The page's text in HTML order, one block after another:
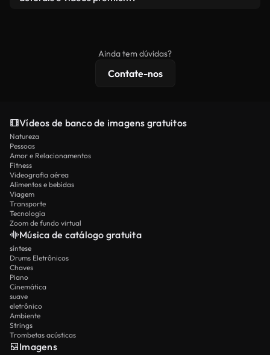
licenciamento estendidas.
Ainda tem dúvidas?
Contate-nos
Vídeos de banco de imagens gratuitos
Natureza
Pessoas
Amor e Relacionamentos
Fitness
Videografia aérea
Alimentos e bebidas
Viagem
Transporte
Tecnologia
Zoom de fundo virtual
Música de catálogo gratuita
síntese
Drums Eletrônicos
Chaves
Piano
Cinemática
suave
eletrônico
Ambiente
Strings
Trombetas acústicas
Imagens